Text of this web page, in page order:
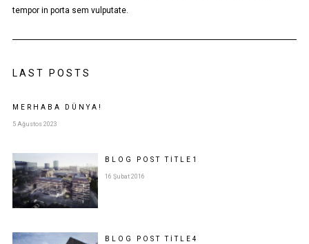
tempor in porta sem vulputate.
LAST POSTS
MERHABA DÜNYA!
5 Ağustos 2023
BLOG POST TITLE 1
16 Şubat 2016
BLOG POSTTITLE 4